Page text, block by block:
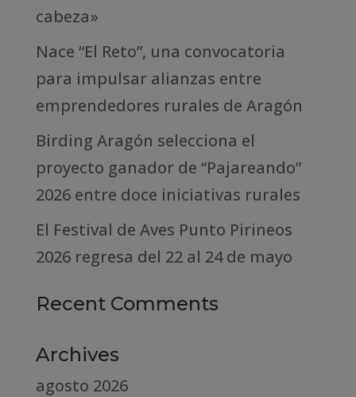
cabeza»
Nace “El Reto”, una convocatoria
para impulsar alianzas entre
emprendedores rurales de Aragón
Birding Aragón selecciona el
proyecto ganador de “Pajareando”
2026 entre doce iniciativas rurales
El Festival de Aves Punto Pirineos
2026 regresa del 22 al 24 de mayo
Recent Comments
Archives
agosto 2026